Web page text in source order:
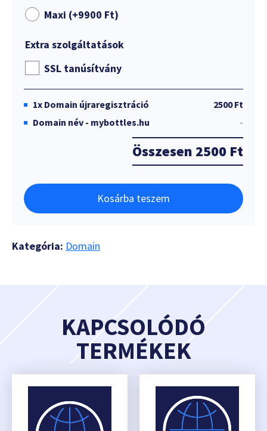
Maxi (+9900 Ft)
Extra szolgáltatások
SSL tanúsítvány
1x Domain újraregisztráció
2500 Ft
Domain név - mybottles.hu
-
Összesen 2500 Ft
Kosárba teszem
Kategória: Domain
KAPCSOLÓDÓ
TERMÉKEK